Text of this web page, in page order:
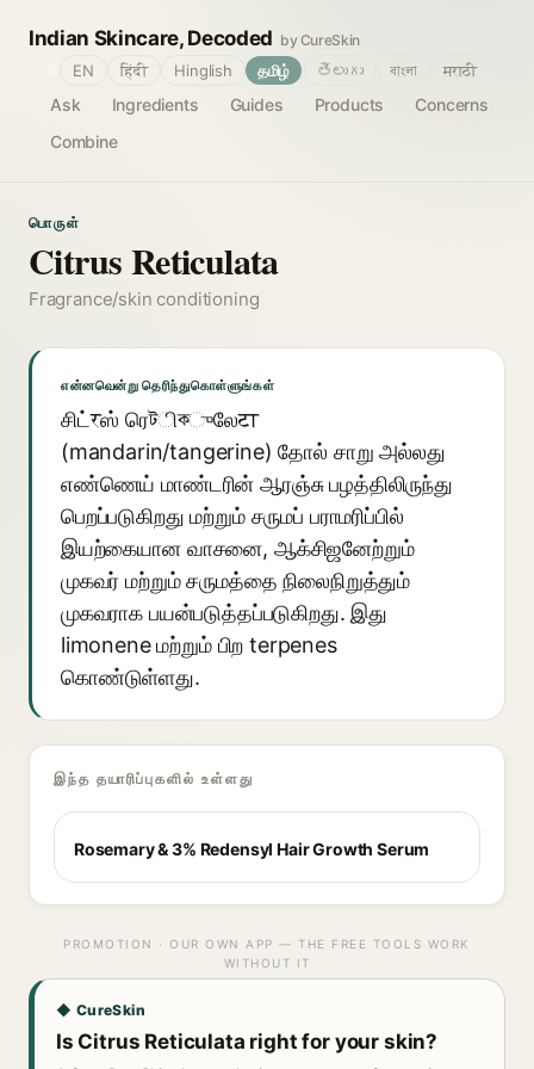
Indian Skincare, Decoded by CureSkin
Ask Ingredients Guides Products
Concerns
Combine
EN हिंदी Hinglish தமிழ் తెలుగు বাংলা मराठी
பொருள்
Citrus Reticulata
Fragrance/skin conditioning
என்னவென்று தெரிந்துகொள்ளுங்கள்
சிட்रஸ் ரெটிকுலேटा
(mandarin/tangerine) தோல் சாறு அல்லது
எண்ணெய் மாண்டரின் ஆரஞ்சு பழத்திலிருந்து
பெறப்படுகிறது மற்றும் சருமப் பராமரிப்பில்
இயற்கையான வாசனை, ஆக்சிஜனேற்றும்
முகவர் மற்றும் சருமத்தை நிலைநிறுத்தும்
முகவராக பயன்படுத்தப்படுகிறது. இது
limonene மற்றும் பிற terpenes
கொண்டுள்ளது.
இந்த தயாரிப்புகளில் உள்ளது
Rosemary & 3% Redensyl Hair Growth Serum
PROMOTION · OUR OWN APP — THE FREE TOOLS WORK
WITHOUT IT
◆ CureSkin
Is Citrus Reticulata right for your skin?